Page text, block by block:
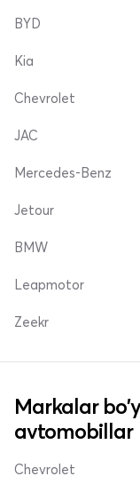
BYD
Kia
Chevrolet
JAC
Mercedes-Benz
Jetour
BMW
Leapmotor
Zeekr
Markalar
avtomobillar
Chevrolet